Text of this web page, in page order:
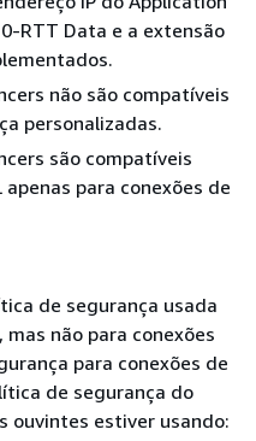
RTT Data e a extensão
não são compatíveis
personalizadas.
são compatíveis
para conexões de
de segurança usada
não para conexões
para conexões de
de segurança do
ouvintes estiver usando: